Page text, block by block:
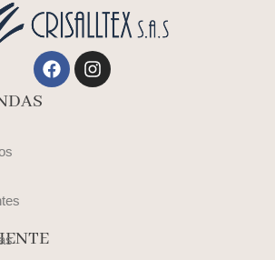
FacebookInstagram